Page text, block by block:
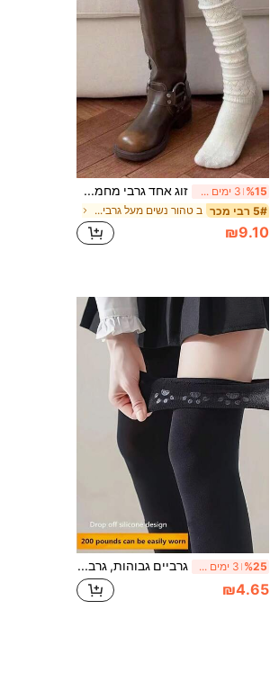
%15 3 ימים אחרונים זוג אחד גרבי מחממי רגליים חלולות, גרביים סרוגות עד אמצע השוק, גרביים לבנות מתוקות ורב-תכליתיות לסתיו/חורף
5# רבי מכר ב טהור נשים מעל גרבי הברך
₪9.10
%25 3 ימים אחרונים גרביים גבוהות, גרביים ארוכות, גרביונים גבוהים, גרבי סיליקון נגד החלקה לחורף ולסתיו, גרביים נעימות
₪4.65